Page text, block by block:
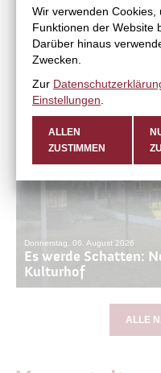
Freitag, 07. August 2026
Halbzeit bei der
zum 30. August
einreichen
Donnerstag, 06. August 2026
Es werde Schatten:
Kulturhof
ALLE
Wir verwenden
Funktionen der Website
Darüber hinaus
Zwecken.
Zur
Einstellungen
ALLEN
ZUSTIMMEN